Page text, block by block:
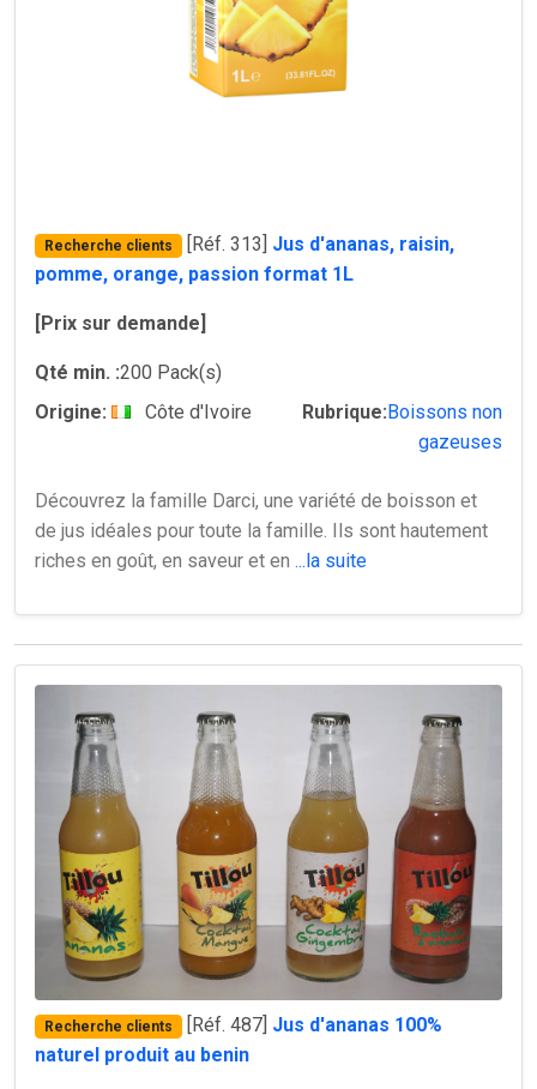
Recherche clients [Réf. 313] Jus d'ananas, raisin,
pomme, orange, passion format 1L
[Prix sur demande]
Qté min. :200 Pack(s)
Origine:
Côte d'Ivoire Rubrique:Boissons non
gazeuses
Découvrez la famille Darci, une variété de boisson et
de jus idéales pour toute la famille. Ils sont hautement
riches en goût, en saveur et en ...la suite
Recherche clients [Réf. 487] Jus d'ananas 100%
naturel produit au benin